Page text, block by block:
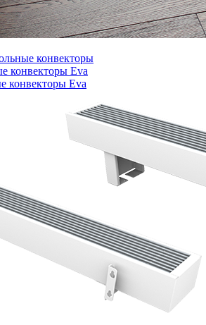
конвекторы
конвекторы Eva
конвекторы Eva